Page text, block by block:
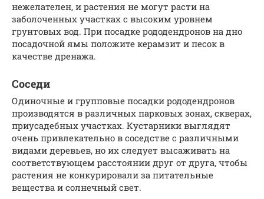
нежелателен, и растения не могут расти на
заболоченных участках с высоким уровнем
грунтовых вод. При посадке рододендронов на дно
посадочной ямы положите керамзит и песок в
качестве дренажа.
Соседи
Одиночные и групповые посадки рододендронов
производятся в различных парковых зонах, скверах,
приусадебных участках. Кустарники выглядят
очень привлекательно в соседстве с различными
видами деревьев, но их следует высаживать на
соответствующем расстоянии друг от друга, чтобы
растения не конкурировали за питательные
вещества и солнечный свет.